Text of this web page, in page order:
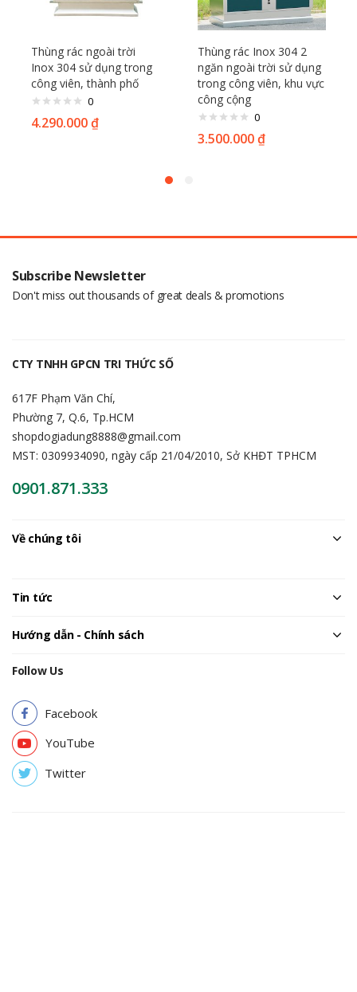
Thùng rác ngoài trời
Inox 304 sử dụng trong
công viên, thành phố
0
4.290.000₫
Thùng rác Inox 304 2
ngăn ngoài trời sử dụng
trong công viên, khu vực
công cộng
0
3.500.000₫
Subscribe Newsletter
Don't miss out thousands of great deals & promotions
CTY TNHH GPCN TRI THỨC SỐ
617F Phạm Văn Chí,
Phường 7, Q.6, Tp.HCM
shopdogiadung8888@gmail.com
MST: 0309934090, ngày cấp 21/04/2010, Sở KHĐT TPHCM
0901.871.333
Về chúng tôi
Tin tức
Hướng dẫn - Chính sách
Follow Us
Facebook
YouTube
Twitter